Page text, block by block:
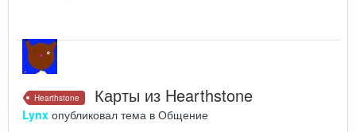
Hearthstone Карты из Hearthstone
Lynx опубликовал тема в Общение